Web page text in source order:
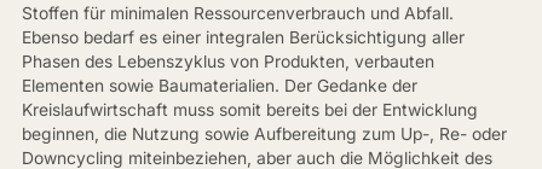
Stoffen für minimalen Ressourcenverbrauch und Abfall.
Ebenso bedarf es einer integralen Berücksichtigung aller
Phasen des Lebenszyklus von Produkten, verbauten
Elementen sowie Baumaterialien. Der Gedanke der
Kreislaufwirtschaft muss somit bereits bei der Entwicklung
beginnen, die Nutzung sowie Aufbereitung zum Up-, Re- oder
Downcycling miteinbeziehen, aber auch die Möglichkeit des